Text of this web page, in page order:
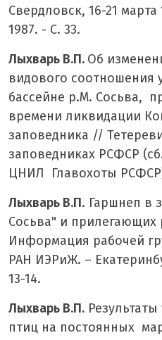
Свердловск, 16-21
1987. - С. 33.
Лыхварь В.П. Об
видового соотношения
бассейне р.М. Сосьва,
времени ликвидации
заповедника //
заповедниках РСФСР
ЦНИЛ Главохоты
Лыхварь В.П. Гаршнеп в
Сосьва" и прилегающих
Информация рабочей
РАН ИЭРиЖ. –
13-14.
Лыхварь В.П.
птиц на постоянных